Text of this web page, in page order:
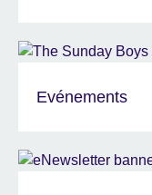
Evénements